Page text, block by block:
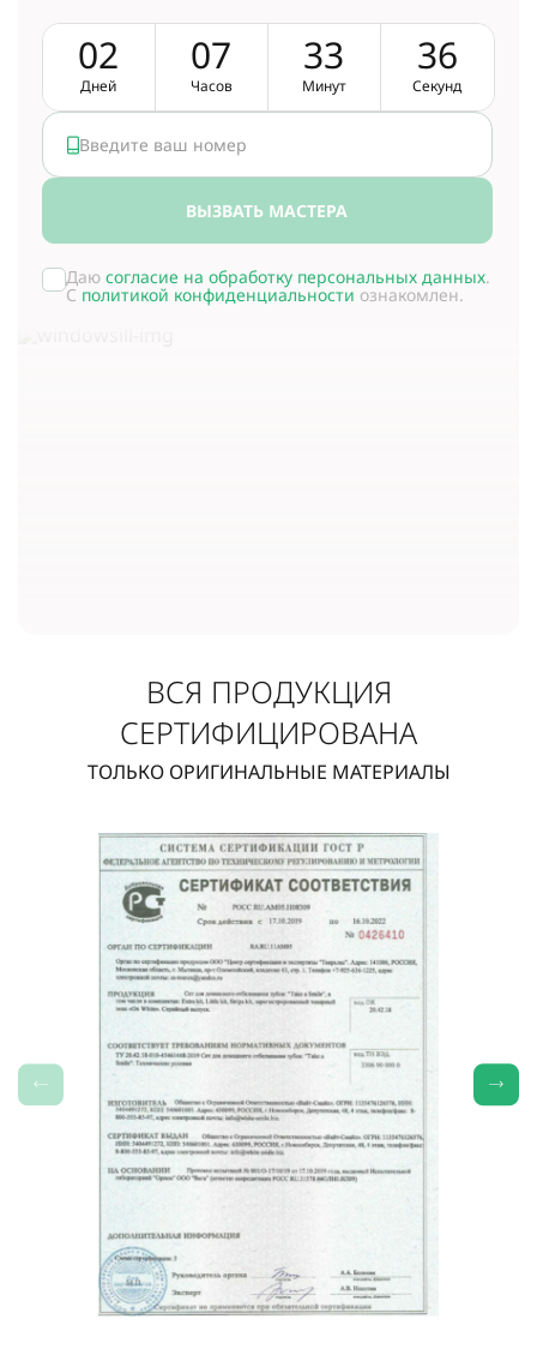
02
Дней
07
Часов
33
Минут
35
Секунд
ВЫЗВАТЬ МАСТЕРА
Даю согласие на обработку персональных данных.
С политикой конфиденциальности ознакомлен.
ВСЯ ПРОДУКЦИЯ
СЕРТИФИЦИРОВАНА
ТОЛЬКО ОРИГИНАЛЬНЫЕ МАТЕРИАЛЫ